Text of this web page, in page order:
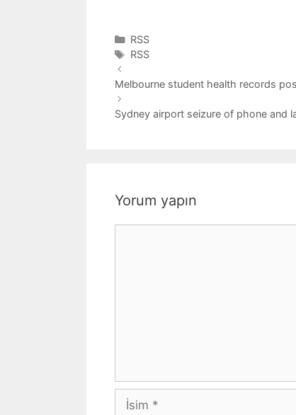
Kategoriler
RSS
Etiketler
RSS
Melbourne student health records
Sydney airport seizure of phone and
Yorum yapın
İsim